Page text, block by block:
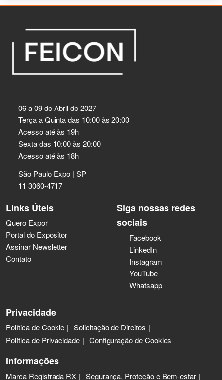
06 a 09 de Abril de 2027
Terça a Quinta das 10:00 às 20:00
Acesso até às 19h
Sexta das 10:00 às 20:00
Acesso até às 18h
São Paulo Expo | SP
11 3060-4717
Links Úteis
Quero Expor
Portal do Expositor
Assinar Newsletter
Contato
Siga nossas redes
sociais
Facebook
LinkedIn
Instagram
YouTube
Whatsapp
Privacidade
Política de Cookie
Solicitação de Direitos
Política de Privacidade
Configuração de Cookies
Informações
Marca Registrada RX Segurança, Proteção e Bem-estar